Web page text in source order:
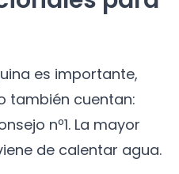
es importante,
también cuentan:
nº1. La mayor
de calentar agua.